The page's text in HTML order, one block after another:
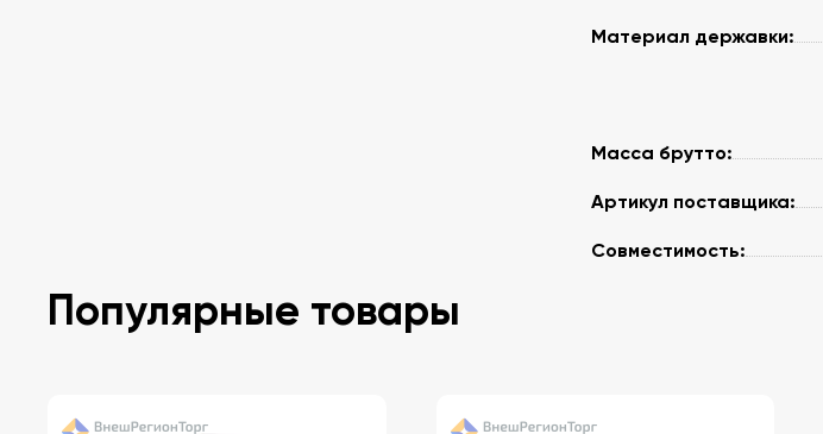
Материал державки:
Масса брутто:
Артикул поставщика:
Совместимость:
Популярные товары